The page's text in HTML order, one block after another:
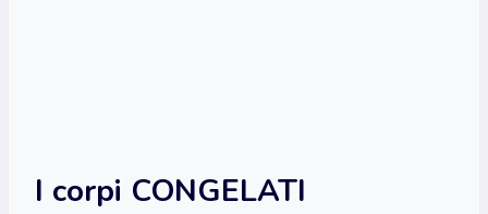
I corpi CONGELATI